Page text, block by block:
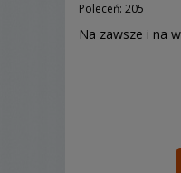
Poleceń: 205
Na zawsze i na